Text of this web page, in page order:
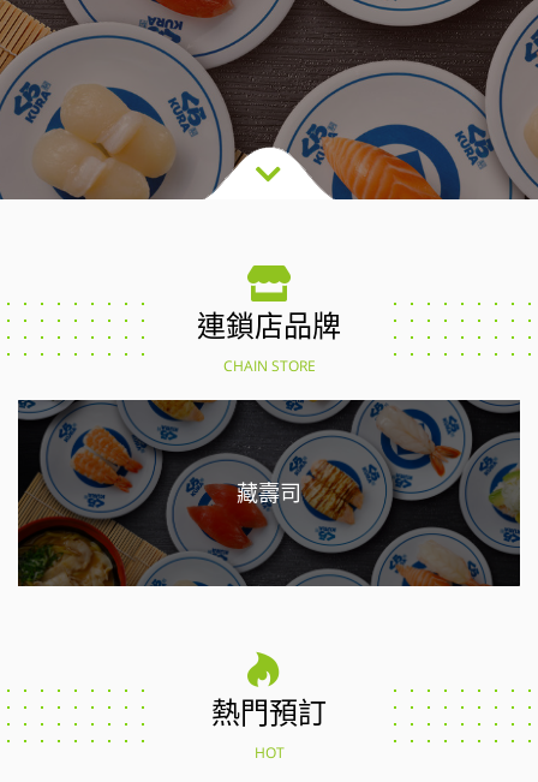
連鎖店品牌
CHAIN STORE
藏壽司
熱門預訂
HOT